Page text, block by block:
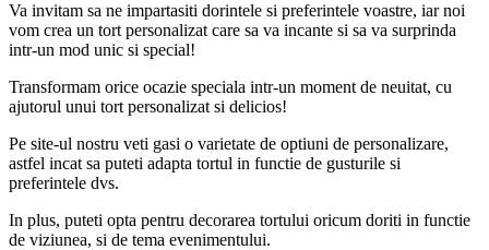
Va invitam sa ne impartasiti dorintele si preferintele voastre, iar noi
vom crea un tort personalizat care sa va incante si sa va surprinda
intr-un mod unic si special!
Transformam orice ocazie speciala intr-un moment de neuitat, cu
ajutorul unui tort personalizat si delicios!
Pe site-ul nostru veti gasi o varietate de optiuni de personalizare,
astfel incat sa puteti adapta tortul in functie de gusturile si
preferintele dvs.
In plus, puteti opta pentru decorarea tortului oricum doriti in functie
de viziunea, si de tema evenimentului.